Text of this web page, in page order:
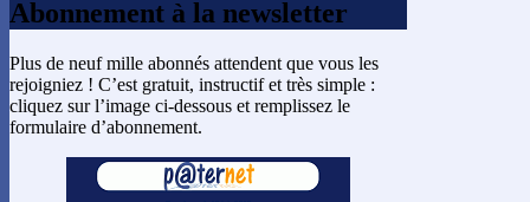
Abonnement à la newsletter
Plus de neuf mille abonnés attendent que vous les
rejoigniez ! C’est gratuit, instructif et très simple :
cliquez sur l’image ci-dessous et remplissez le
formulaire d’abonnement.